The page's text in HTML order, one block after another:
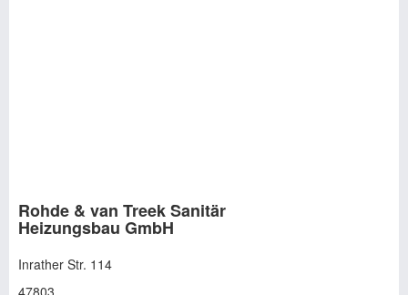
Rohde & van Treek Sanitär
Heizungsbau GmbH
Inrather Str. 114
47803